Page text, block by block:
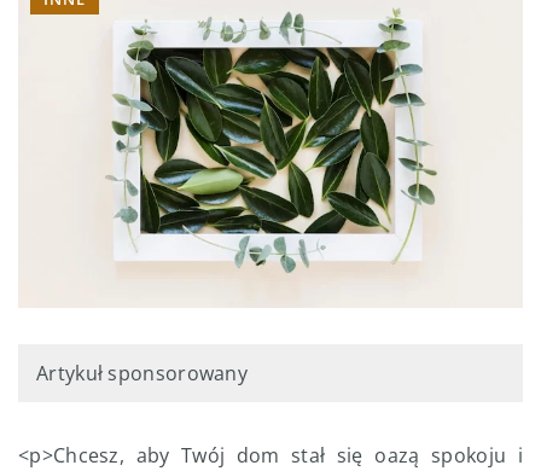
Artykuł sponsorowany
<p>Chcesz, aby Twój dom stał się oazą spokoju i